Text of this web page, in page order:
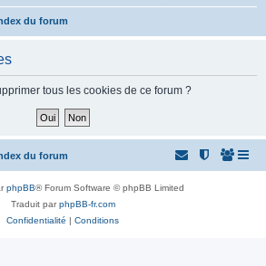
du forum
tous les cookies de ce forum ?
du forum
phpBB® Forum Software © phpBB Limited
Traduit parphpBB-fr.com
Confidentialité | Conditions